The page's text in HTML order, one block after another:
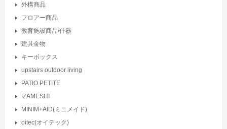
外構商品
フロアー商品
教育施設商品/什器
建具金物
キーボックス
upstairs outdoor living
PATIO PETITE
IZAMESHI
MINIM+AID(ミニメイド)
oitec(オイテック)